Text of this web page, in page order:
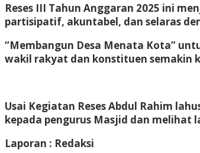
Reses III Tahun Anggaran 2025 ini
partisipatif, akuntabel, dan selaras
“Membangun Desa Menata Kota”
wakil rakyat dan konstituen semakin
Usai Kegiatan Reses Abdul Rahim
kepada pengurus Masjid dan melihat
Laporan : Redaksi